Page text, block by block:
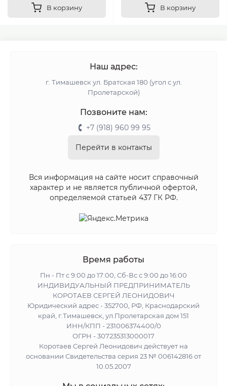
В корзину В корзину
Наш адрес:
г. Тимашевск ул. Братская 180 (угол с ул.
Пролетарской)
Позвоните нам:
+7 (918) 960 99 95
Перейти в контакты
Вся информация на сайте носит справочный
характер и не является публичной офертой,
определяемой статьей 437 ГК РФ.
Время работы
Пн - Пт с 9:00 до 17:00, Сб-Вс с 9:00 до 16:00
ИНДИВИДУАЛЬНЫЙ ПРЕДПРИНИМАТЕЛЬ
КОРОТАЕВ СЕРГЕЙ ЛЕОНИДОВИЧ
Юридический адрес - 352700, РФ, Краснодарский
край, г.Тимашевск, ул.Пролетарская дом 151
ИНН/КПП - 231006374400/0
ОГРН - 307235313000017
Коротаев Сергей Леонидович действует на
основании Свидетельства серия 23 № 006142816 от
10.05.2007